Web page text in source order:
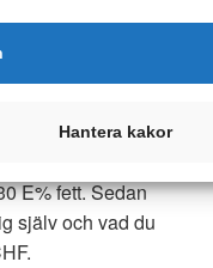
E% fett. Sedan
själv och vad du
Hantera kakor